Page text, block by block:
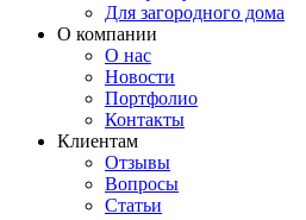
Для загородного дома
О компании
О нас
Новости
Портфолио
Контакты
Клиентам
Отзывы
Вопросы
Статьи